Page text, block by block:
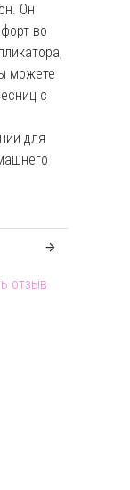
Он
во
можете
с
для
отзыв